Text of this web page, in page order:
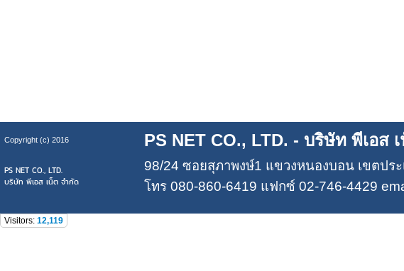
Copyright (c) 2016 PS NET CO., LTD. - บริษัท พีเอส
PS NET CO., LTD.
บริษัท พีเอส เน็ต จำกัด
98/24 ซอยสุภาพงษ์1 แขวงหนองบอน เขตปร
โทร 080-860-6419 แฟกซ์ 02-746-4429
Visitors: 12,119